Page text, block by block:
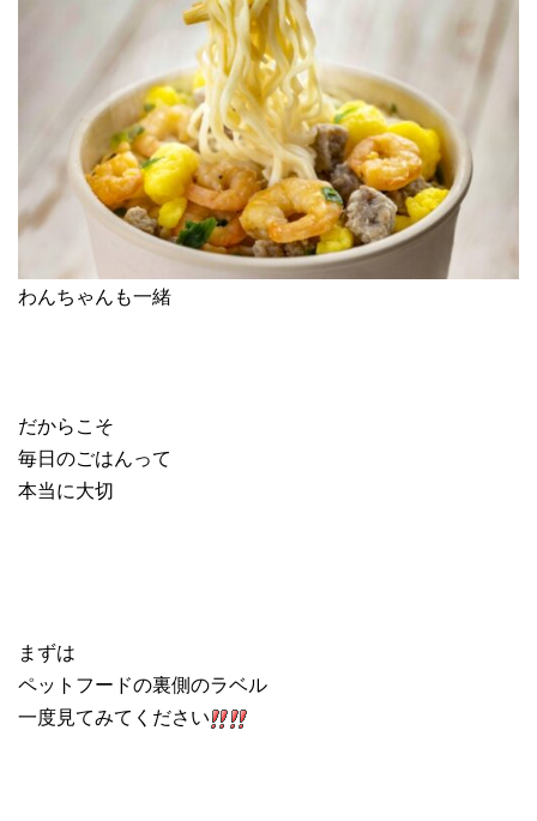
わんちゃんも一緒
だからこそ
毎日のごはんって
本当に大切
まずは
ペットフードの裏側のラベル
一度見てみてください